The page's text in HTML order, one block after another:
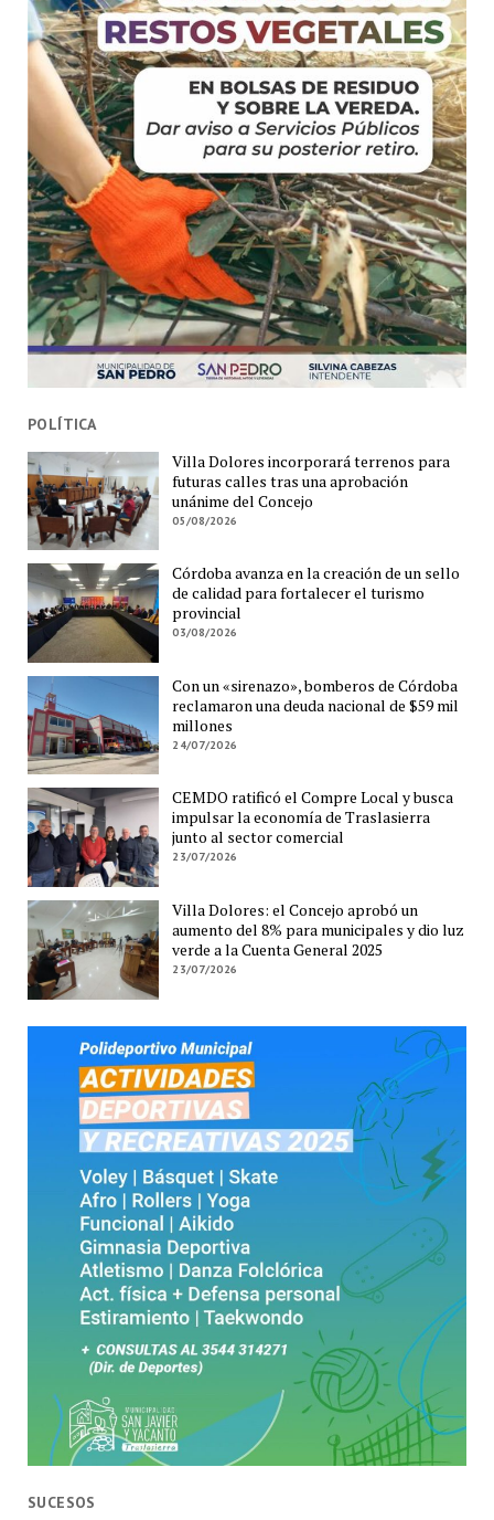
POLÍTICA
Villa Dolores incorporará terrenos para
futuras calles tras una aprobación
unánime del Concejo
05/08/2026
Córdoba avanza en la creación de un sello
de calidad para fortalecer el turismo
provincial
03/08/2026
Con un «sirenazo», bomberos de Córdoba
reclamaron una deuda nacional de $59 mil
millones
24/07/2026
CEMDO ratificó el Compre Local y busca
impulsar la economía de Traslasierra
junto al sector comercial
23/07/2026
Villa Dolores: el Concejo aprobó un
aumento del 8% para municipales y dio luz
verde a la Cuenta General 2025
23/07/2026
SUCESOS